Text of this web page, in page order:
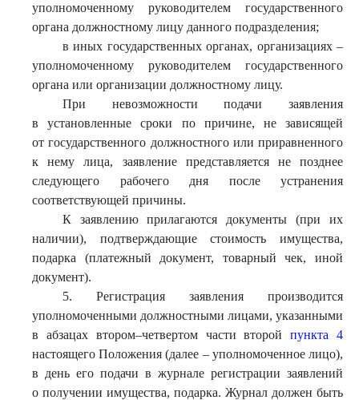
уполномоченному руководителем государственного
органа должностному лицу данного подразделения;
в иных государственных органах, организациях –
уполномоченному руководителем государственного
органа или организации должностному лицу.
При невозможности подачи заявления
в установленные сроки по причине, не зависящей
от государственного должностного или приравненного
к нему лица, заявление представляется не позднее
следующего рабочего дня после устранения
соответствующей причины.
К заявлению прилагаются документы (при их
наличии), подтверждающие стоимость имущества,
подарка (платежный документ, товарный чек, иной
документ).
5. Регистрация заявления производится
уполномоченными должностными лицами, указанными
в абзацах втором–четвертом части второйпункта 4
настоящего Положения (далее – уполномоченное лицо),
в день его подачи в журнале регистрации заявлений
о получении имущества, подарка. Журнал должен быть